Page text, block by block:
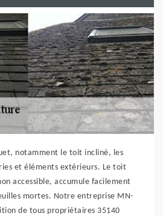
notamment le toit incliné, les
et éléments extérieurs. Le toit
accessible, accumule facilement
mortes. Notre entreprise MN-
de tous propriétaires 35140